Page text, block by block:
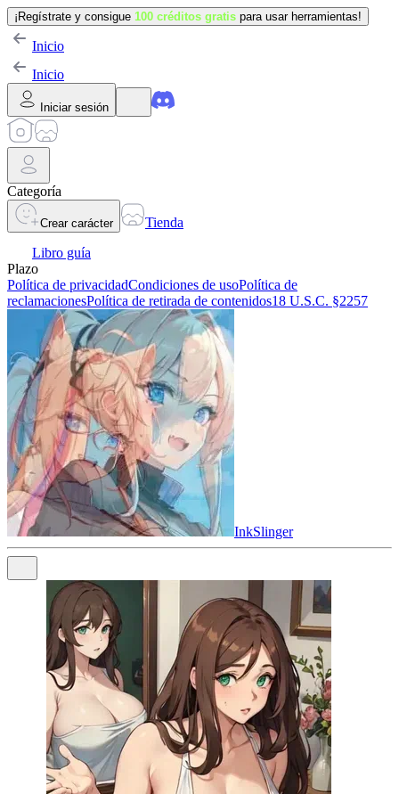
¡Regístrate y consigue 100 créditos gratis para usar herramientas!
Inicio
Inicio
Iniciar sesión
Categoría
Crear carácter
Tienda
Libro guía
Plazo
Política de privacidadCondiciones de usoPolítica de
reclamacionesPolítica de retirada de contenidos18 U.S.C. §2257
InkSlinger